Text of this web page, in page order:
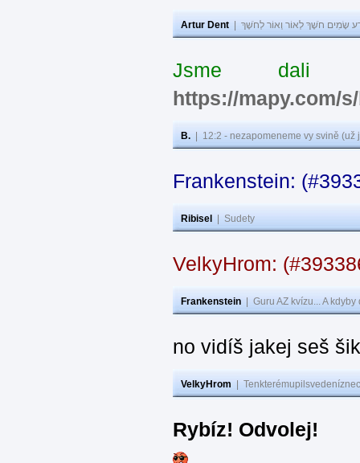
Artur Dent שָׂמִים חֹשֶׁךְ לְאוֹר וְאוֹר לְחֹשֶׁךְ
Jsme dali
https://mapy.com/
B. 12:2 - nezapomeneme vy svině
Frankenstein:
Ribisel Sudety
VelkyHrom:
Frankenstein Guru AZ kvízu... A
no vidíš jakej seš
VelkyHrom
Rybíz! Odvolej!